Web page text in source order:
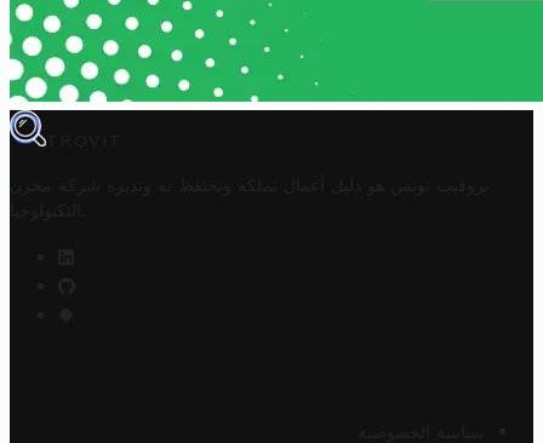
TROVIT
تروفيت تونس هو دليل أعمال تملكه وتحتفظ به وتديره
شركة مخزن
التكنولوجيا
سياسة الخصوصية